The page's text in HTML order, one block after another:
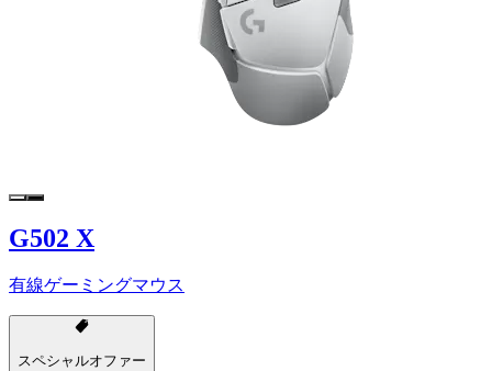
G502 X
有線ゲーミングマウス
スペシャルオファー